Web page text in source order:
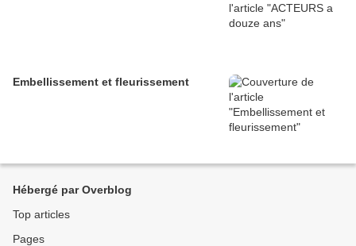
Embellissement et fleurissement
Hébergé par Overblog
Top articles
Pages